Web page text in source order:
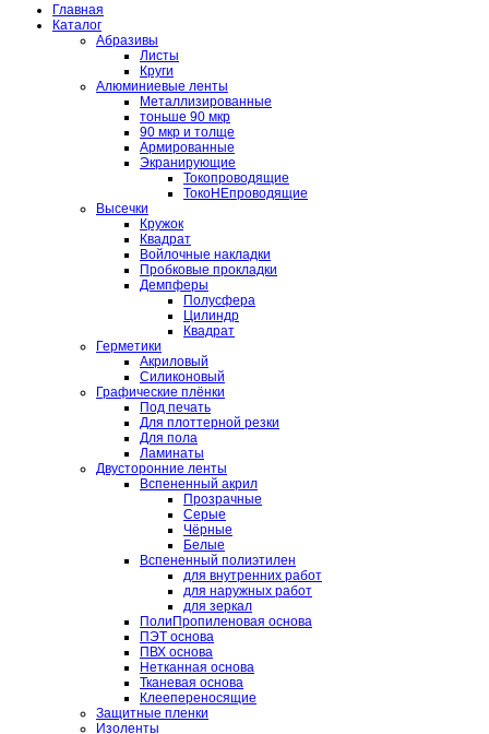
Главная
Каталог
Абразивы
Листы
Круги
Алюминиевые ленты
Металлизированные
тоньше 90 мкр
90 мкр и толще
Армированные
Экранирующие
Токопроводящие
ТокоНЕпроводящие
Высечки
Кружок
Квадрат
Войлочные накладки
Пробковые прокладки
Демпферы
Полусфера
Цилиндр
Квадрат
Герметики
Акриловый
Силиконовый
Графические плёнки
Под печать
Для плоттерной резки
Для пола
Ламинаты
Двусторонние ленты
Вспененный акрил
Прозрачные
Серые
Чёрные
Белые
Вспененный полиэтилен
для внутренних работ
для наружных работ
для зеркал
ПолиПропиленовая основа
ПЭТ основа
ПВХ основа
Нетканная основа
Тканевая основа
Клеепереносящие
Защитные пленки
Изоленты